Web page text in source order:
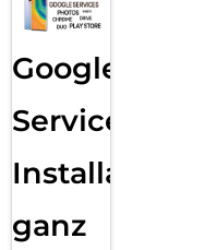
Google
Services
Installation
ganz